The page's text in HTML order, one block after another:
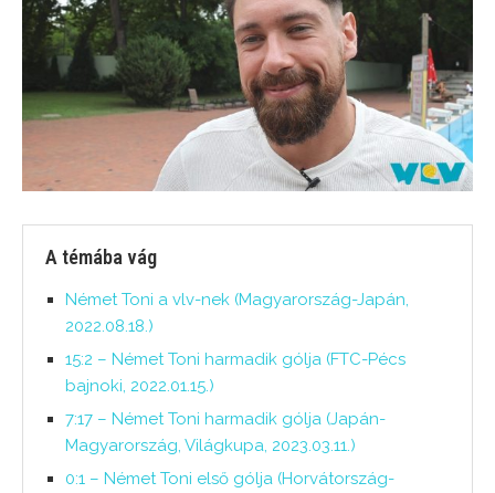
A témába vág
Német Toni a vlv-nek (Magyarország-Japán,
2022.08.18.)
15:2 – Német Toni harmadik gólja (FTC-Pécs
bajnoki, 2022.01.15.)
7:17 – Német Toni harmadik gólja (Japán-
Magyarország, Világkupa, 2023.03.11.)
0:1 – Német Toni első gólja (Horvátország-